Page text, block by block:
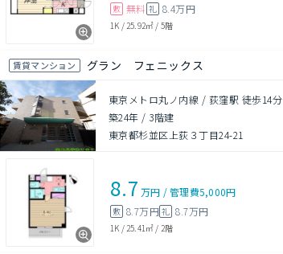
敷 無料 礼 8.4万円
1K / 25.92㎡ / 5階
賃貸マンション グラン フェニックス
東京メトロ丸ノ内線 / 荻窪駅 徒歩14分
築24年 / 3階建
東京都杉並区上荻３丁目24-21
8.7 万円 /管理費5,000円
敷 8.7万円礼 8.7万円
1K / 25.41㎡ / 2階